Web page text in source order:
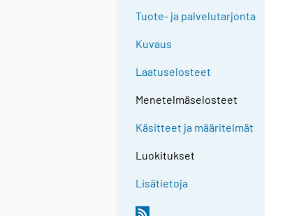
Tuote- ja palvelutarjonta
Kuvaus
Laatuselosteet
Menetelmäselosteet
Käsitteet ja määritelmät
Luokitukset
Lisätietoja